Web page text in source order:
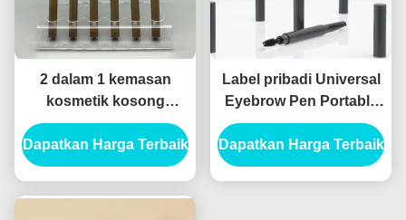
2 dalam 1 kemasan
kosmetik kosong
Kontainer tabung alis
kosong Kontainer
tabung Eyeliner kosong
Dapatkan Harga Terbaik
Label pribadi Universal
Eyebrow Pen Portable
Brow Makeup Pen Tube
Double Ended Eyebrow
Pencil Custom Eyebrow
Dapatkan Harga Terbaik